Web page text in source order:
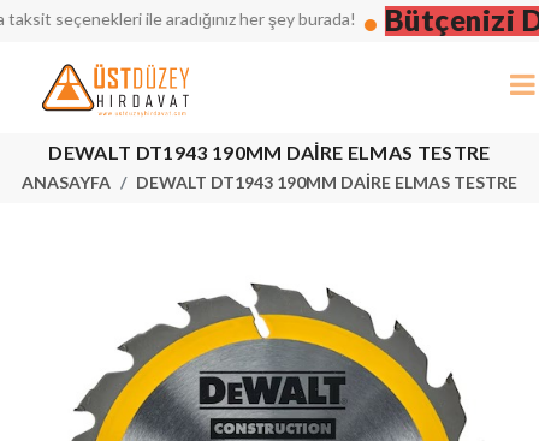
seçenekleri ile aradığınız her şey burada! Bütçenizi
DEWALT DT1943 190MM DAİRE ELMAS TESTRE
ANASAYFA DEWALT DT1943 190MM DAİRE ELMAS TESTRE